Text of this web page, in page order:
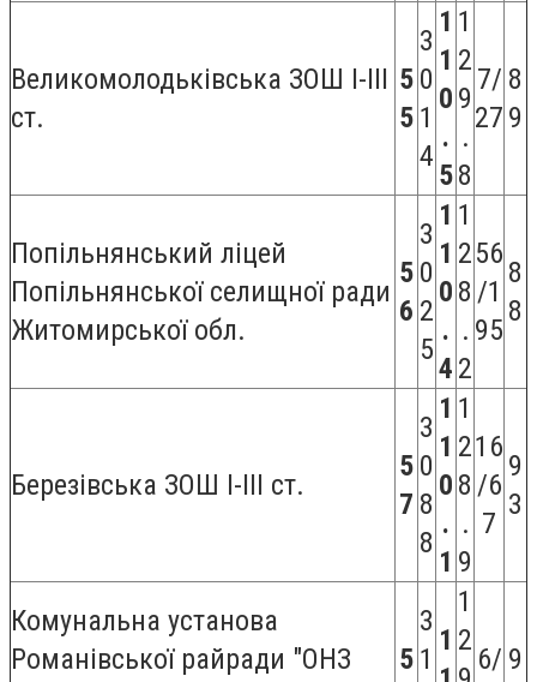
Великомолодьківська ЗОШ І-ІІІ
ст.
5
5
3
0
1
4
1
1
0
.
5
1
2
9
.
8
7/
27
8
9
Попільнянський ліцей
Попільнянської селищної ради
Житомирської обл.
5
6
3
0
2
5
1
1
0
.
4
1
2
8
.
2
56
/1
95
8
8
Березівська ЗОШ I-III ст.
5
7
3
0
8
8
1
1
0
.
1
1
2
8
.
9
16
/6
7
9
3
Комунальна установа
Романівської райради "ОНЗ
5
3
1
1
1
2
6/ 9